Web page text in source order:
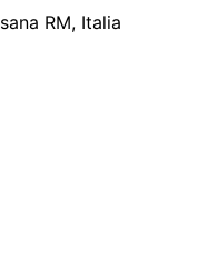
RM, Italia